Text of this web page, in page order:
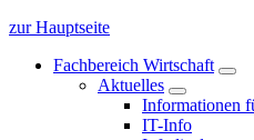
zur Hauptseite
Fachbereich Wirtschaft
Aktuelles
Informationen
IT-Info